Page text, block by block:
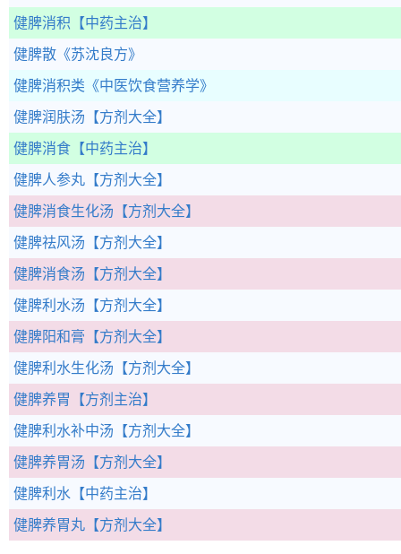
健脾消积 【中药主治】
健脾散 《苏沈良方》
健脾消积类 《中医饮食营养学》
健脾润肤汤 【方剂大全】
健脾消食 【中药主治】
健脾人参丸 【方剂大全】
健脾消食生化汤 【方剂大全】
健脾祛风汤 【方剂大全】
健脾消食汤 【方剂大全】
健脾利水汤 【方剂大全】
健脾阳和膏 【方剂大全】
健脾利水生化汤 【方剂大全】
健脾养胃 【方剂主治】
健脾利水补中汤 【方剂大全】
健脾养胃汤 【方剂大全】
健脾利水 【中药主治】
健脾养胃丸 【方剂大全】